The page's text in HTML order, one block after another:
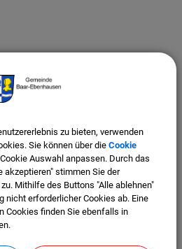
zu bieten, verwenden
Sie können über die Cookie
Auswahl anpassen. Durch das
akzeptieren" stimmen Sie der
Mithilfe des Buttons "Alle ablehnen"
nicht erforderlicher Cookies ab. Eine
Cookies finden Sie ebenfalls in